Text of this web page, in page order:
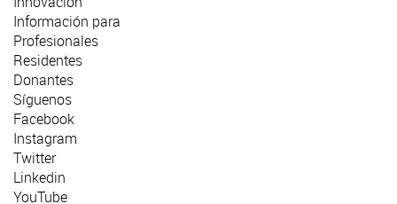
Información para
Profesionales
Residentes
Donantes
Síguenos
Facebook
Instagram
Twitter
Linkedin
YouTube